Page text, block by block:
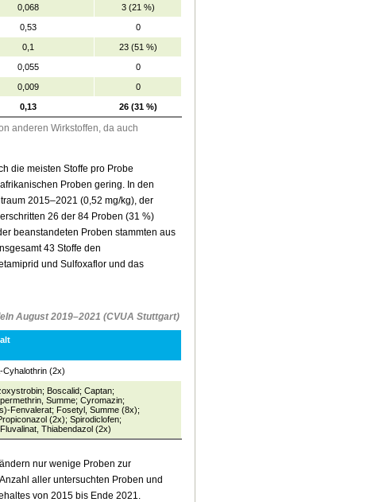
0,068 3 (21 %)
0,53 0
0,1 23 (51 %)
0,055 0
0,009 0
0,13 26 (31 %)
anderen Wirkstoffen, da auch
die meisten Stoffe pro Probe
Proben gering. In den
2015–2021 (0,52 mg/kg), der
26 der 84 Proben (31 %)
beanstandeten Proben stammten aus
43 Stoffe den
und Sulfoxaflor und das
August 2019–2021 (CVUA Stuttgart)
Cyhalothrin (2x)
Boscalid; Captan;
Summe; Cyromazin;
Fenvalerat; Fosetyl, Summe (8x);
(2x); Spirodiclofen;
Thiabendazol (2x)
nur wenige Proben zur
aller untersuchten Proben und
von 2015 bis Ende 2021.